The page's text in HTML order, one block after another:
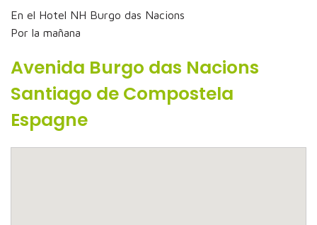
En el Hotel NH Burgo das Nacions
Por la mañana
Avenida Burgo das Nacions
Santiago de Compostela
Espagne